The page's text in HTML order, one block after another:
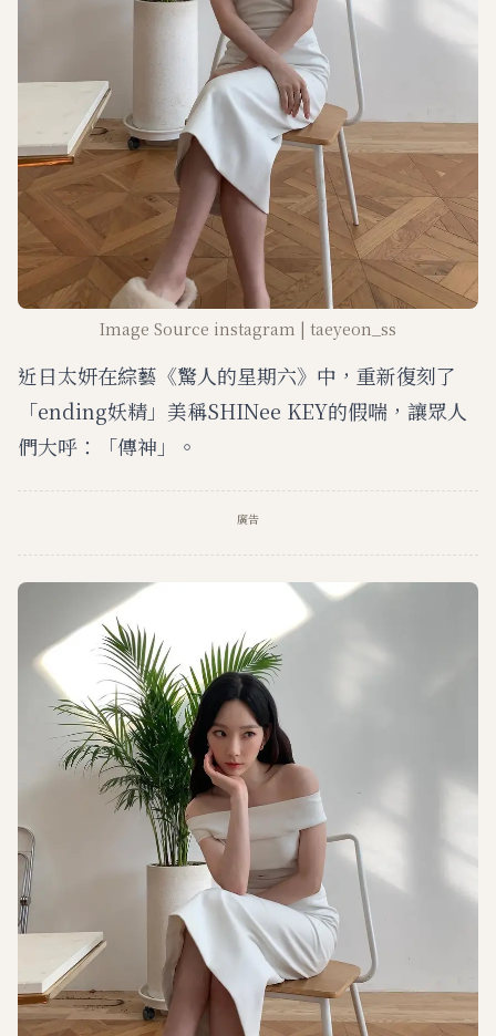
Image Source instagram | taeyeon_ss
近日太妍在綜藝《驚人的星期六》中，重新復刻了
「ending妖精」美稱SHINee KEY的假喘，讓眾人
們大呼：「傳神」。
廣告